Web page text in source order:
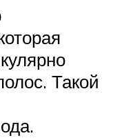
Такой